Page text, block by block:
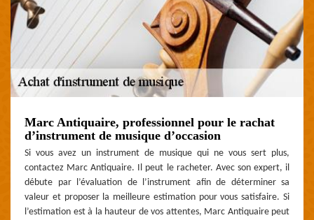
Marc Antiquaire, professionnel pour le rachat
d’instrument de musique d’occasion
Si vous avez un instrument de musique qui ne vous sert plus,
contactez Marc Antiquaire. Il peut le racheter. Avec son expert, il
débute par l’évaluation de l’instrument afin de déterminer sa
valeur et proposer la meilleure estimation pour vous satisfaire. Si
l’estimation est à la hauteur de vos attentes, Marc Antiquaire peut